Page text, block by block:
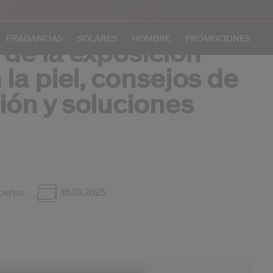
FRAGANCIAS SOLARES HOMBRE PROMOCIONES
la exposición
la piel, consejos de
y soluciones
18.03.2025